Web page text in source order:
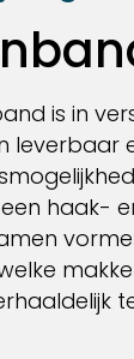
is in
leverbaar
haak-